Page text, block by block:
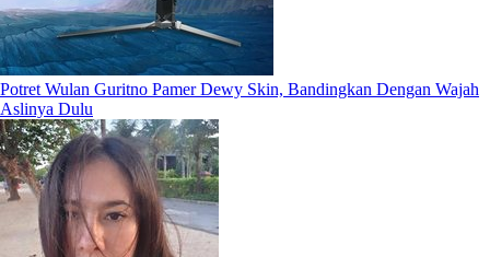
Potret Wulan Guritno Pamer Dewy Skin, Bandingkan Dengan Wajah
Aslinya Dulu